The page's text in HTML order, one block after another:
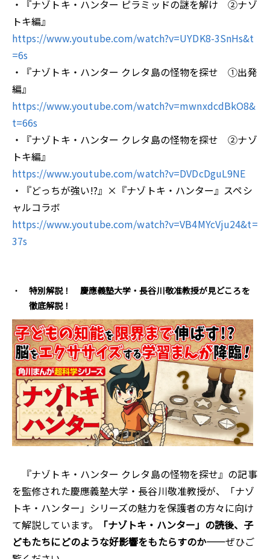
・『ナゾトキ・ハンター ピラミッドの謎を解け ②ナゾ
トキ編』
https://www.youtube.com/watch?v=UYDK8-3SnHs&t
=6s
・『ナゾトキ・ハンター クレタ島の怪物を探せ ①出発
編』
https://www.youtube.com/watch?v=mwnxdcdBkO8&
t=66s
・『ナゾトキ・ハンター クレタ島の怪物を探せ ②ナゾ
トキ編』
https://www.youtube.com/watch?v=DVDcDguL9NE
・『どっちが強い!?』×『ナゾトキ・ハンター』スペシ
ャルコラボ
https://www.youtube.com/watch?v=VB4MYcVju24&t=
37s
特別解説！ 慶應義塾大学・長谷川敬准教授が見どころを
徹底解説！
『ナゾトキ・ハンター クレタ島の怪物を探せ』の記事
を監修された慶應義塾大学・長谷川敬准教授が、「ナゾ
トキ・ハンター」シリーズの魅力を保護者の方々に向け
て解説しています。
「ナゾトキ・ハンター」の読後、子
どもたちにどのような好影響をもたらすのか――ぜひご